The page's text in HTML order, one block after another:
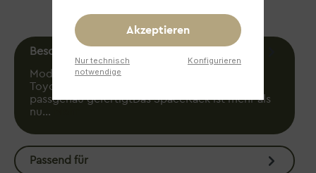
Beschreibung
Modularer und begehbarer Dachträger für
Toyota Proace Max – dein SpaceRack,
passgenau gefertigtDas SpaceRack ist mehr als
nu…
Passend für
Akzeptieren
Nur technisch
notwendige
Konfigurieren